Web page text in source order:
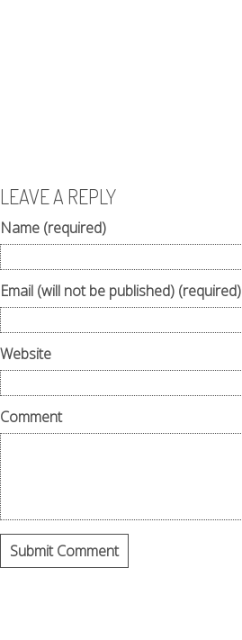
LEAVE A REPLY
Name (required)
Email (will not be published) (required)
Website
Comment